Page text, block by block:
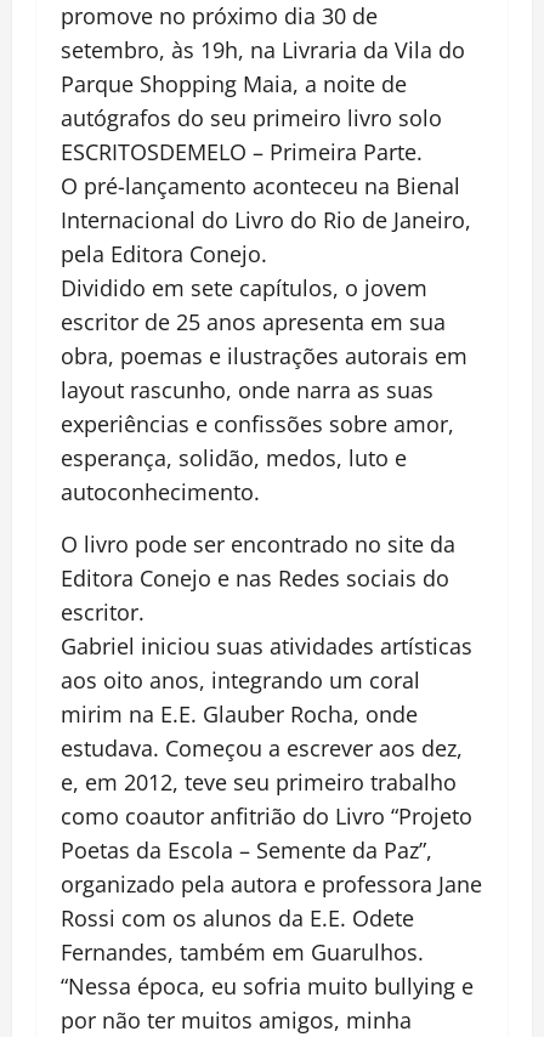
promove no próximo dia 30 de
setembro, às 19h, na Livraria da Vila do
Parque Shopping Maia, a noite de
autógrafos do seu primeiro livro solo
ESCRITOSDEMELO – Primeira Parte.
O pré-lançamento aconteceu na Bienal
Internacional do Livro do Rio de Janeiro,
pela Editora Conejo.
Dividido em sete capítulos, o jovem
escritor de 25 anos apresenta em sua
obra, poemas e ilustrações autorais em
layout rascunho, onde narra as suas
experiências e confissões sobre amor,
esperança, solidão, medos, luto e
autoconhecimento.
O livro pode ser encontrado no site da
Editora Conejo e nas Redes sociais do
escritor.
Gabriel iniciou suas atividades artísticas
aos oito anos, integrando um coral
mirim na E.E. Glauber Rocha, onde
estudava. Começou a escrever aos dez,
e, em 2012, teve seu primeiro trabalho
como coautor anfitrião do Livro “Projeto
Poetas da Escola – Semente da Paz”,
organizado pela autora e professora Jane
Rossi com os alunos da E.E. Odete
Fernandes, também em Guarulhos.
“Nessa época, eu sofria muito bullying e
por não ter muitos amigos, minha